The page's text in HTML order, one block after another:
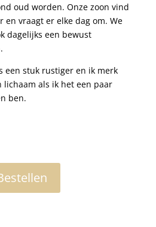
oud worden. Onze zoon vind
en vraagt er elke dag om. We
dagelijks een bewust
een stuk rustiger en ik merk
lichaam als ik het een paar
ben.